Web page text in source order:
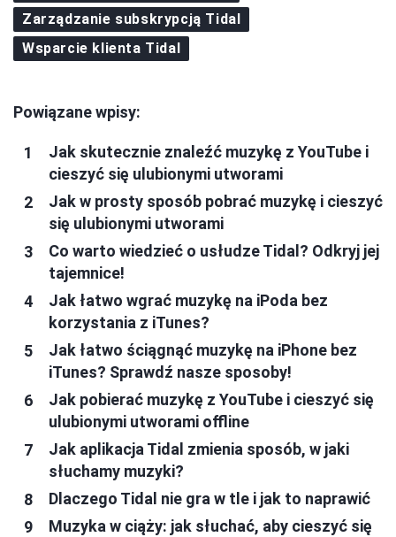
Zarządzanie subskrypcją Tidal
Wsparcie klienta Tidal
Powiązane wpisy:
Jak skutecznie znaleźć muzykę z YouTube i
cieszyć się ulubionymi utworami
Jak w prosty sposób pobrać muzykę i cieszyć
się ulubionymi utworami
Co warto wiedzieć o usłudze Tidal? Odkryj jej
tajemnice!
Jak łatwo wgrać muzykę na iPoda bez
korzystania z iTunes?
Jak łatwo ściągnąć muzykę na iPhone bez
iTunes? Sprawdź nasze sposoby!
Jak pobierać muzykę z YouTube i cieszyć się
ulubionymi utworami offline
Jak aplikacja Tidal zmienia sposób, w jaki
słuchamy muzyki?
Dlaczego Tidal nie gra w tle i jak to naprawić
Muzyka w ciąży: jak słuchać, aby cieszyć się